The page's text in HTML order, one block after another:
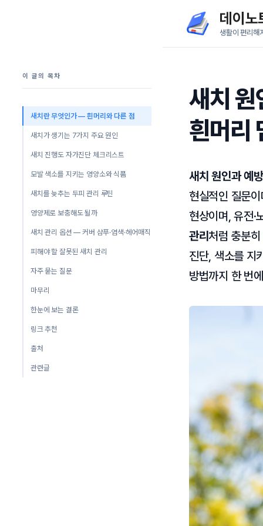
데이노
생활이 편리해
새치
흰머리
새치 원인과 예
현실적인 질문
현상이며, 유전·
관리처럼 충분
진단, 색소를 지
방법까지 한 번
이 글의 목차
새치란 무엇인가 — 흰머리와 다른 점
새치가 생기는 7가지 주요 원인
새치 진행도 자가진단 체크리스트
모발 색소를 지키는 영양소와 식품
새치를 늦추는 두피 관리 루틴
영양제로 보충해도 될까
새치 관리 옵션 — 커버 샴푸·염색·헤어매직
피해야 할 잘못된 새치 관리
자주 묻는 질문
마무리
한눈에 보는 결론
링크 추천
출처
관련글